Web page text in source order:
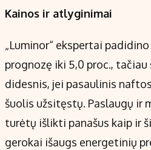
Kainos ir atlyginimai
„Luminor“ ekspertai
prognozę iki 5,0 proc.,
didesnis, jei pasaulinis
šuolis užsitęstų. Paslaugų ir
turėtų išlikti panašus kaip ir
gerokai išaugs energetinių